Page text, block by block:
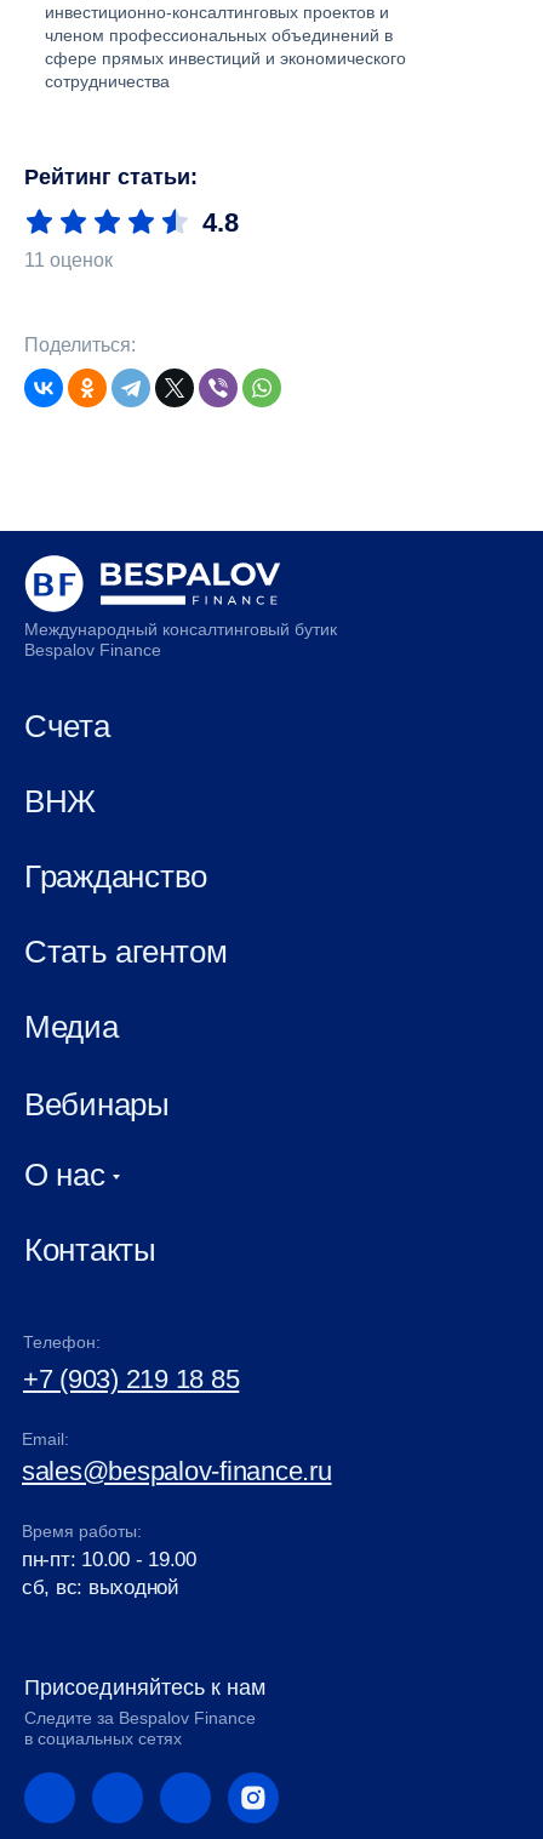
инвестиционно-консалтинговых проектов и
членом профессиональных объединений в
сфере прямых инвестиций и экономического
сотрудничества
Рейтинг статьи:
4.8
11 оценок
Поделиться:
Контакты
+7 (903) 219 18 85
Вебинары
Медиа
О нас
Стать агентом
Гражданство
ВНЖ
Счета
Следите за Bespalov Finance
в социальных сетях
Телефон:
Email:
sales@bespalov-finance.ru
пн-пт: 10.00 - 19.00
сб, вс: выходной
Время работы:
Присоединяйтесь к нам
Международный консалтинговый бутик
Bespalov Finance